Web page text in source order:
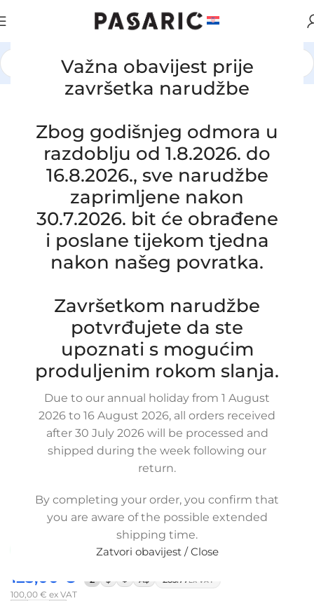
Važna obavijest prije
završetka narudžbe
Zbog godišnjeg odmora u
razdoblju od 1.8.2026. do
16.8.2026., sve narudžbe
zaprimljene nakon
30.7.2026. bit će obrađene
i poslane tijekom tjedna
nakon našeg povratka.
Završetkom narudžbe
potvrđujete da ste
upoznati s mogućim
produljenim rokom slanja.
Due to our annual holiday from 1 August
2026 to 16 August 2026, all orders received
after 30 July 2026 will be processed and
shipped during the week following our
return.
By completing your order, you confirm that
you are aware of the possible extended
shipping time.
Zatvori obavijest / Close
AUTOMOBILI / RENAULT
Click to enlarge
Zamjensko crijevo intercooleraa
RENAULT TRAFIC II 2.5 DCI / OPEL
VIVARO / NISSAN PRIMASTAR 2.5
DTI, 8200202156, 8200202156E,
8200560050
13-1-63/ob
Stanje:Novo |Garancija: 5 god jamstva
Dostupno uz narudžbu (isti ili sljedeći radni dan)
125,00 € £ $ ¥ A$ £85.77 EX VAT
100,00 € ex VAT